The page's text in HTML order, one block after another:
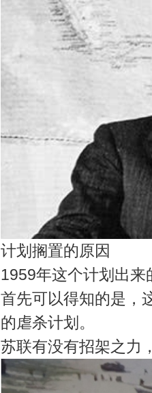
计划搁置的原因
1959年这个计划出
首先可以得知的是，
的虐杀计划。
苏联有没有招架之力